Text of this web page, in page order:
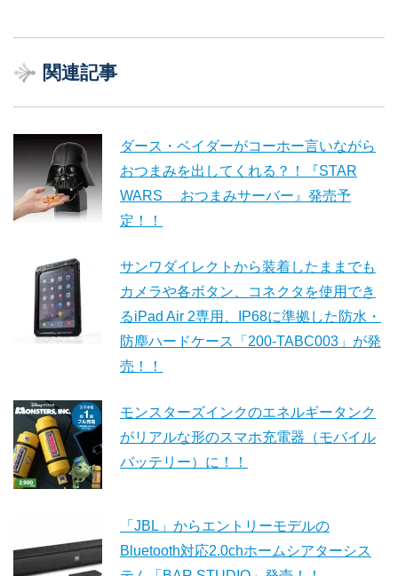
関連記事
ダース・ベイダーがコーホー言いながら
おつまみを出してくれる？！『STAR
WARS おつまみサーバー』発売予
定！！
サンワダイレクトから装着したままでも
カメラや各ボタン、コネクタを使用でき
るiPad Air 2専用、IP68に準拠した防水・
防塵ハードケース「200-TABC003」が発
売！！
モンスターズインクのエネルギータンク
がリアルな形のスマホ充電器（モバイル
バッテリー）に！！
「JBL」からエントリーモデルの
Bluetooth対応2.0chホームシアターシス